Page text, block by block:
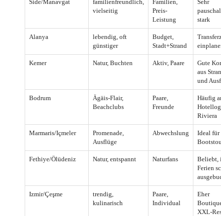
Side/Manavgat
familienfreundlich,
vielseitig
Familien,
Preis-
Leistung
Sehr
stark
Alanya
lebendig, oft
günstiger
Budget,
Stadt+Strand
Kemer Natur, Buchten Aktiv, Paare
Gute
aus
und
Bodrum
Ägäis-Flair,
Beachclubs
Paare,
Freunde
Häufig
Riviera
Marmaris/Içmeler
Promenade,
Ausflüge
Abwechslung
Ideal für
Fethiye/Ölüdeniz Natur, entspannt Naturfans
Beliebt,
Ferien
Izmir/Çeşme
trendig,
kulinarisch
Paare,
Individual
Eher
XXL-